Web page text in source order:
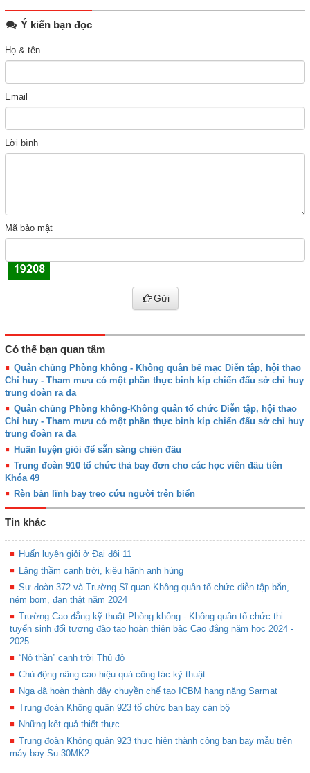
Ý kiến bạn đọc
Họ & tên
Email
Lời bình
Mã bảo mật
Gửi
Có thể bạn quan tâm
Quân chủng Phòng không - Không quân bế mạc Diễn tập, hội thao
Chỉ huy - Tham mưu có một phần thực binh kíp chiến đấu sở chỉ huy
trung đoàn ra đa
Quân chủng Phòng không-Không quân tổ chức Diễn tập, hội thao
Chỉ huy - Tham mưu có một phần thực binh kíp chiến đấu sở chỉ huy
trung đoàn ra đa
Huấn luyện giỏi để sẵn sàng chiến đấu
Trung đoàn 910 tổ chức thả bay đơn cho các học viên đầu tiên
Khóa 49
Rèn bản lĩnh bay treo cứu người trên biển
Tin khác
Huấn luyện giỏi ở Đại đội 11
Lặng thầm canh trời, kiêu hãnh anh hùng
Sư đoàn 372 và Trường Sĩ quan Không quân tổ chức diễn tập bắn,
ném bom, đạn thật năm 2024
Trường Cao đẳng kỹ thuật Phòng không - Không quân tổ chức thi
tuyển sinh đối tượng đào tạo hoàn thiện bậc Cao đẳng năm học 2024 -
2025
“Nỏ thần” canh trời Thủ đô
Chủ động nâng cao hiệu quả công tác kỹ thuật
Nga đã hoàn thành dây chuyền chế tạo ICBM hạng nặng Sarmat
Trung đoàn Không quân 923 tổ chức ban bay cán bộ
Những kết quả thiết thực
Trung đoàn Không quân 923 thực hiện thành công ban bay mẫu trên
máy bay Su-30MK2